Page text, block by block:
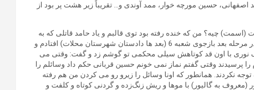
حسین مورچه خوار، ممد آوندی و… تقریباً زیر هشت پر بود از
چیه؟ من که خنده رفته بود توی قالبم و یاد حامد قاتلی که به
جرم قتل دستگیر شده بود و بعد پاسداراوین شده بود و در مرحله بعد بازجوی شعبه 6 (بعد ها دادستان شهرستان محلات) افتادم و
نوری با اون قد کوتاهش سیلی محکمی تو گوشم زد و گفت: وقتی می
پرسیدند وقتی گفتم نماز نمی خونم حسین قربانی حکم داد وسائلم را
نکردند. همانطور که اونا وسائل را زیرو رو می کردن من هم رفته
(معروف به گالیور) با موها و ریش زنگ‌زده و گردنی کوتاه و کلفت و